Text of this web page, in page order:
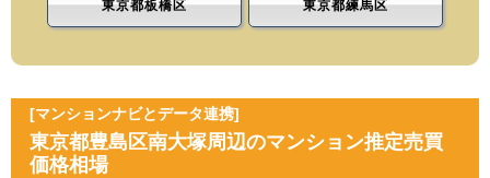
東京都板橋区 東京都練馬区
[マンションナビとデータ連携]
東京都豊島区南大塚周辺のマンション推定売買
価格相場